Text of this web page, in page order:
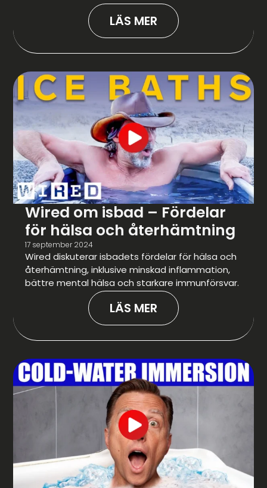
LÄS MER
Wired om isbad – Fördelar
för hälsa och återhämtning
17 september 2024
Wired diskuterar isbadets fördelar för hälsa och
återhämtning, inklusive minskad inflammation,
bättre mental hälsa och starkare immunförsvar.
LÄS MER